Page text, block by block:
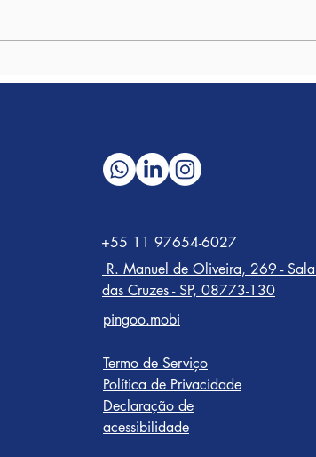
+55 11 97654-6027
R. Manuel de Oliveira, 269 -
das Cruzes - SP, 08773-130
pingoo.mobi
Termo de Serviço
Política de Privacidade
Declaração de
acessibilidade